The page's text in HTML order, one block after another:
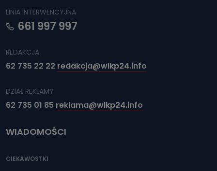
LINIA INTERWENCYJNA
661 997 997
REDAKCJA
62 735 22 22 redakcja@wlkp24.info
DZIAŁ REKLAMY
62 735 01 85 reklama@wlkp24.info
WIADOMOŚCI
CIEKAWOSTKI